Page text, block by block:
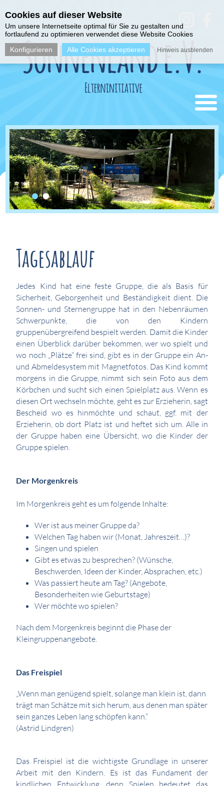
Tagesablauf
Jedes Kind hat eine feste Gruppe, die als Basis für
Sicherheit, Geborgenheit und Beständigkeit dient. Die
Sonnen- und Sternengruppe hat in den Nebenräumen
Schwerpunkte, die von den Kindern
gruppenübergreifend bespielt werden. Damit die Kinder
einen Überblick darüber bekommen, wer wo spielt und
wo noch „Plätze“ frei sind, gibt es in der Gruppe ein An-
und Abmeldesystem mit Magnetfotos. Das Kind kommt
morgens in die Gruppe, nimmt sich sein Foto aus dem
Körbchen und sucht sich einen Spielplatz aus. Wenn es
diesen Ort wechseln möchte, geht es zur Erzieherin, sagt
Bescheid wo es hinmöchte und schaut, ggf. mit der
Erzieherin, ob dort Platz ist und heftet sich um. Alle in
der Gruppe haben eine Übersicht, wo die Kinder der
Gruppe spielen.
Der Morgenkreis
Im Morgenkreis geht es um folgende Inhalte:
Wer ist aus meiner Gruppe da?
Welchen Tag haben wir (Monat, Jahreszeit…)?
Singen und spielen
Gibt es etwas zu besprechen? (Wünsche,
Beschwerden, Ideen der Kinder, Absprachen, etc.)
Was passiert heute am Tag? (Angebote,
Besonderheiten wie Geburtstage)
Wer möchte wo spielen?
Nach dem Morgenkreis beginnt die Phase der
Kleingruppenangebote.
Das Freispiel
„Wenn man genügend spielt, solange man klein ist, dann
trägt man Schätze mit sich herum, aus denen man später
sein ganzes Leben lang schöpfen kann.“
(Astrid Lindgren)
Das Freispiel ist die wichtigste Grundlage in unserer
Arbeit mit den Kindern. Es ist das Fundament der
kindlichen Entwicklung, denn Spielen bedeutet das
Cookies auf dieser Website
Um unsere Internetseite optimal für Sie zu gestalten und
fortlaufend zu optimieren verwendet diese Website Cookies
Konfigurieren
Alle Cookies akzeptieren Hinweis ausblenden